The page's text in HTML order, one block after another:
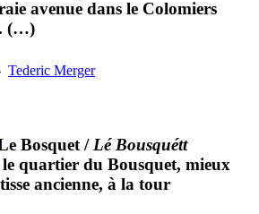
avenue dans le Colomiers
(…)
Tederic Merger
Bosquet / Lé Bousquétt
quartier du Bousquet, mieux
ancienne, à la tour